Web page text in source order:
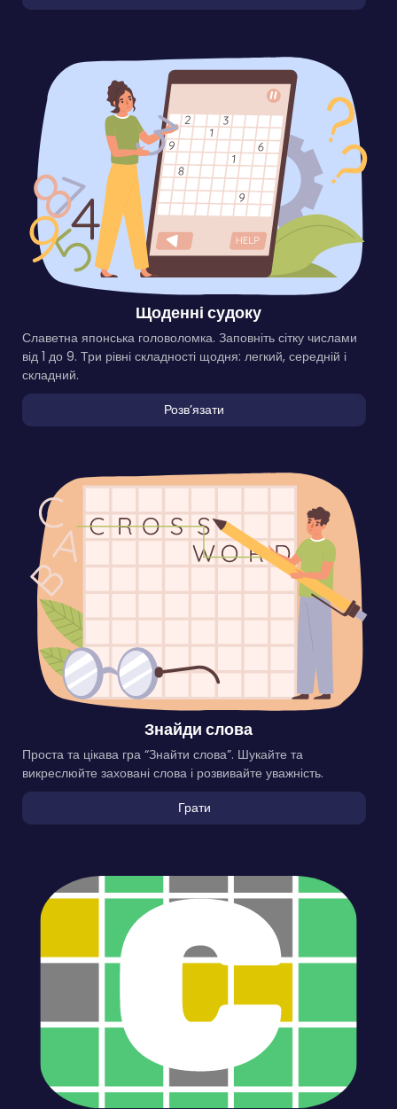
Щоденні судоку
Славетна японська головоломка. Заповніть сітку числами
від 1 до 9. Три рівні складності щодня: легкий, середній і
складний.
Розвʼязати
Знайди слова
Проста та цікава гра “Знайти слова”. Шукайте та
викреслюйте заховані слова і розвивайте уважність.
Грати